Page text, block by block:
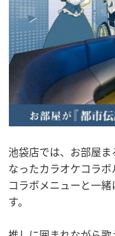
池袋店では、お部屋
なったカラオケコラボ
コラボメニューと一
す。